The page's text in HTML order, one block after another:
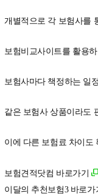
개별적으로 각 보험사를
보험비교사이트를 활용
보험사마다 책정하는 일
같은 보험사 상품이라도
이에 다른 보험료 차이도
보험견적닷컴 바로가기
이달의 추천보험3 바로가